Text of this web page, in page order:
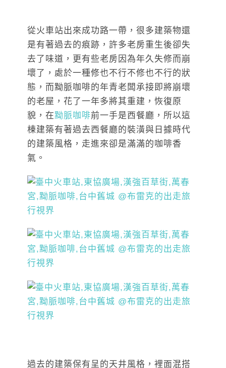
從火車站出來成功路一帶，很多建築物還
是有著過去的痕跡，許多老房重生後卻失
去了味道，更有些老房因為年久失修而崩
壞了，處於一種修也不行不修也不行的狀
態，而黝脈咖啡的年青老闆承接即將崩壞
的老屋，花了一年多將其重建，恢復原
貌，在黝脈咖啡前一手是西餐廳，所以這
棟建築有著過去西餐廳的裝潢與日據時代
的建築風格，走進來卻是滿滿的咖啡香
氣。
過去的建築保有呈的天井風格，裡面混搭